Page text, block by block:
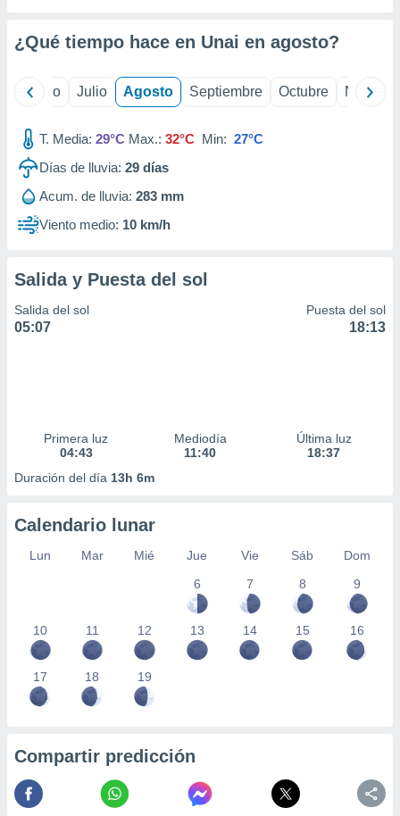
mediante
publicidad
1199
¿Qué tiempo hace en Unai en agosto?
Junio Julio Agosto Septiembre Octubre
T. Media: 29°C Max.: 32°C Min: 27°C
Días de lluvia: 29 días
Acum. de lluvia: 283 mm
Viento medio: 10 km/h
Salida y Puesta del sol
Salida del sol
05:07
Puesta del sol
18:13
Primera luz
04:43
Mediodía
11:40
Última luz
18:37
Duración del día 13h 6m
Calendario lunar
Lun Mar Mié Jue Vie Sáb
Dom
6
7 8 9
10 11 12 13 14 15 16
17 18 19
Compartir predicción